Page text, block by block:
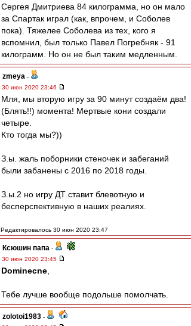
Сергея Дмитриева 84 килограмма, но он мало
за Спартак играл (как, впрочем, и Соболев
пока). Тяжелее Соболева из тех, кого я
вспомнил, был только Павел Погребняк - 91
килограмм. Но он не был таким медленным.
zmeya -
30 июн 2020 23:46
Мля, мы вторую игру за 90 минут создаём два!
(Блять!!) момента! Мертвые кони создали
четыре.
Кто тогда мы?))
З.ы. жаль поборники стеночек и забеганий
были забанены с 2016 по 2018 годы.
З.ы.2 но игру ДТ ставит блевотную и
бесперспективную в наших реалиях.
Редактировалось 30 июн 2020 23:47
Ксюшин папа -
30 июн 2020 23:45
Dominecne
Тебе лучше вообще подольше помолчать.
zolotoi1983 -